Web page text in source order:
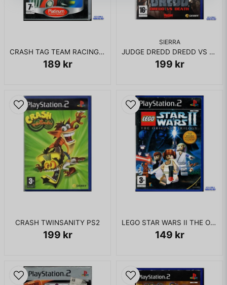
CRASH TAG TEAM RACING PS2
189 kr
SIERRA
JUDGE DREDD DREDD VS DEATH PS2
199 kr
CRASH TWINSANITY PS2
199 kr
LEGO STAR WARS II THE ORIGINAL TRILOGY PS2
149 kr